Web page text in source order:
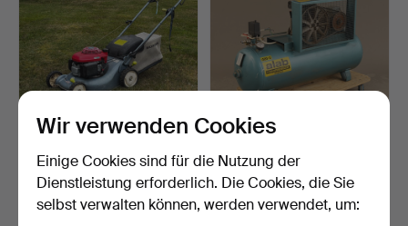
RASENMÄHER MIT
FANGKORB, HONDA, 4,5
PS.
4 Tage
KOMPRESSOR, Alab 420-
3, 150 Liter, 1989.
6 Tage
Wir verwenden Cookies
Einige Cookies sind für die Nutzung der
Dienstleistung erforderlich. Die Cookies, die Sie
selbst verwalten können, werden verwendet, um: